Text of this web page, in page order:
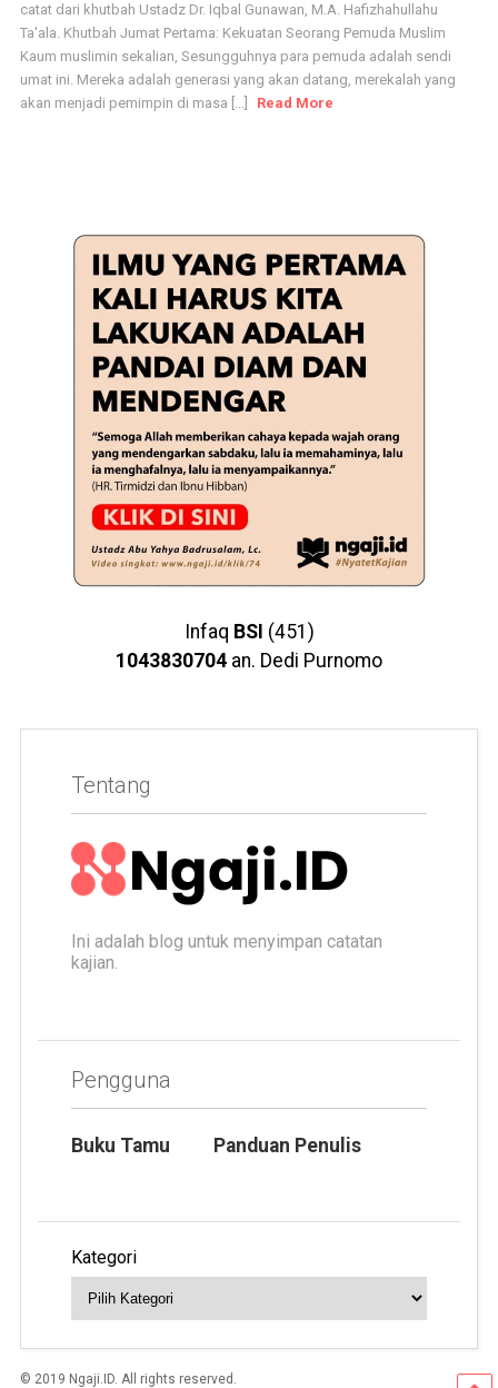
catat dari khutbah Ustadz Dr. Iqbal Gunawan, M.A. Hafizhahullahu
Ta'ala. Khutbah Jumat Pertama: Kekuatan Seorang Pemuda Muslim
Kaum muslimin sekalian, Sesungguhnya para pemuda adalah sendi
umat ini. Mereka adalah generasi yang akan datang, merekalah yang
akan menjadi pemimpin di masa [...]
Read More
Infaq BSI (451)
1043830704 an. Dedi Purnomo
Tentang
Ini adalah blog untuk menyimpan catatan
kajian.
Pengguna
Buku Tamu Panduan Penulis
Kategori
© 2019 Ngaji.ID. All rights reserved.